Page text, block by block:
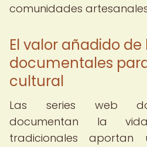
comunidades
El valor añadido de
documentales
cultural
Las series web
documentan la
tradicionales